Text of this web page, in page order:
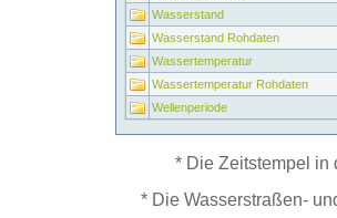
Wasserstand
Wasserstand Rohdaten
Wassertemperatur
Wassertemperatur Rohdaten
Wellenperiode
* Die Zeitstempel in
* Die Wasserstraßen-